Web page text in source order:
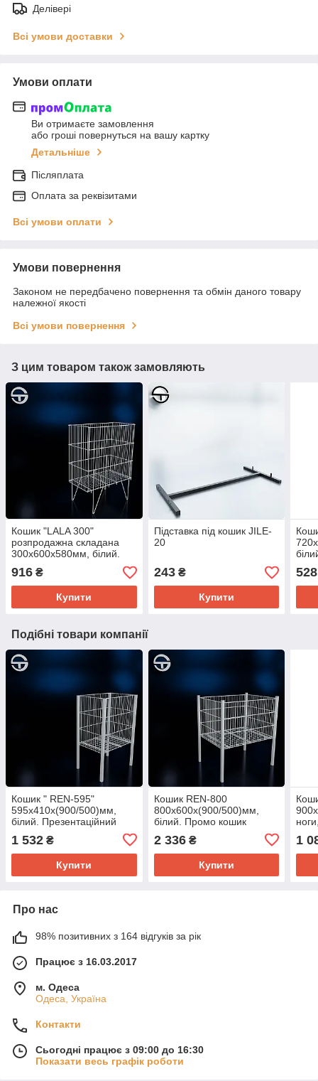
Делівері
Всі умови доставки
Умови оплати
Ви отримаєте замовлення
або гроші повернуться на вашу картку
Детальніше
Післяплата
Оплата за реквізитами
Всі умови оплати
Умови повернення
Законом не передбачено повернення та обмін даного товару
належної якості
Всі умови повернення
З цим товаром також замовляють
Кошик "LALA 300"
розпродажна складана
300х600х580мм, білий.
Кошики торгові підлогові
для розпродажу та торгівлі
до магазину
916 ₴
Купити
Підставка під кошик JILE-
20
243₴
Купити
для
528
Подібні товари компанії
Кошик " REN-595"
595х410х(900/500)мм,
білий. Презентаційний
розпродажів та акцій
1 532 ₴
Купити
Кошик REN-800
800х600х(900/500)мм,
білий. Промо кошик
сітчастий для магазину та
торгівлі
2 336₴
Купити
для
1
Про нас
98% позитивних з 164 відгуків за рік
Працює з 16.03.2017
м. Одеса
Одеса, Україна
Контакти
Сьогодні працює з 09:00 до 16:30
Показати весь графік роботи